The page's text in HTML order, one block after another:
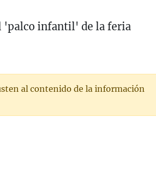
'palco infantil' de la feria
al contenido de la información